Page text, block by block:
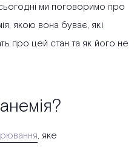
ми поговоримо про
якою вона буває, які
про цей стан та як його не
, яке